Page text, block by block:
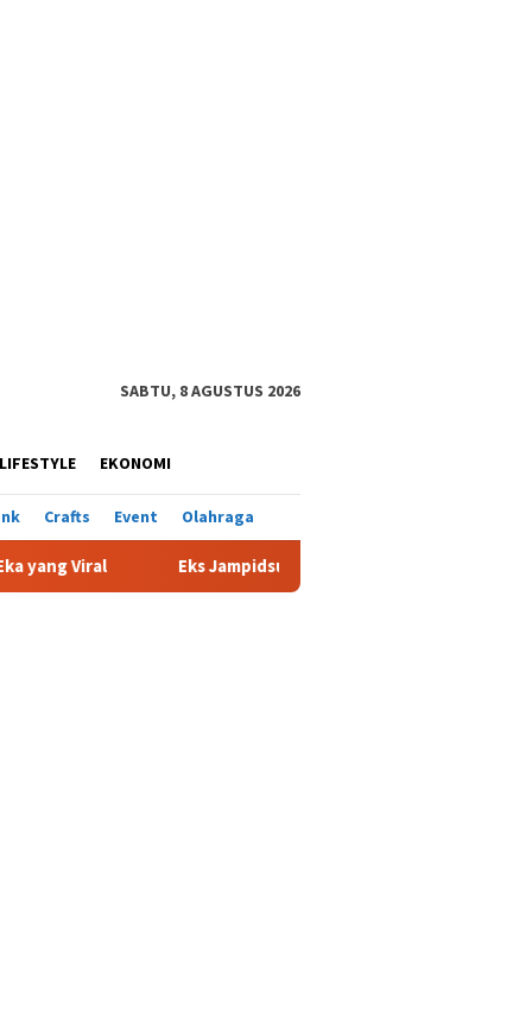
SABTU, 8 AGUSTUS 2026
LIFESTYLE EKONOMI
Crafts Event Olahraga
Eks Jampidsus Febrie Adriansyah Siap Buka-bukaan di